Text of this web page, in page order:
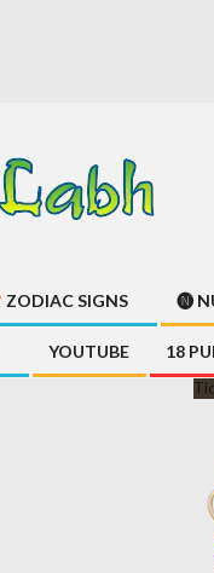
ZODIAC SIGNS 🅝
YOUTUBE 18